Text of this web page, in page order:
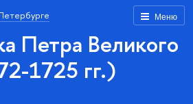
Меню
Петра Великого
1725 гг.)